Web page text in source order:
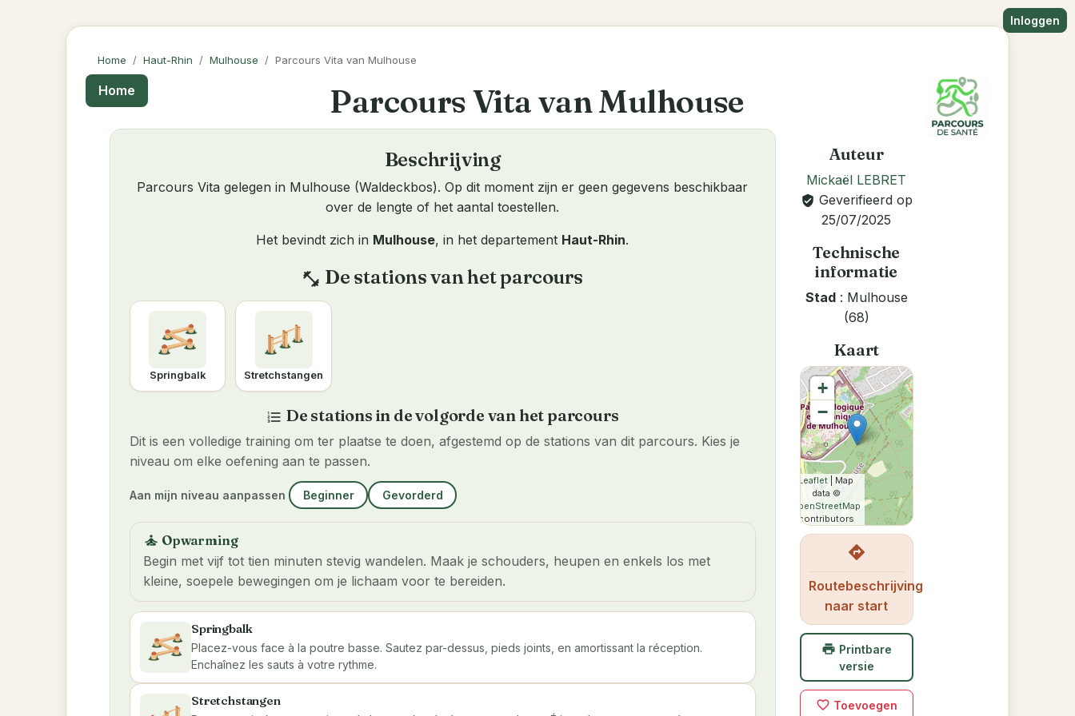
Inloggen
Home Haut-Rhin Mulhouse Parcours Vita van Mulhouse
Home Parcours Vita van Mulhouse
Beschrijving
Parcours Vita gelegen in Mulhouse (Waldeckbos). Op dit moment zijn er geen gegevens beschikbaar
over de lengte of het aantal toestellen.
Het bevindt zich in Mulhouse, in het departement Haut-Rhin.
fitness_center De stations van het parcours
Springbalk Stretchstangen
format_list_numbered De stations in de volgorde van het parcours
Dit is een volledige training om ter plaatse te doen, afgestemd op de stations van dit parcours. Kies je
niveau om elke oefening aan te passen.
Aan mijn niveau aanpassen Beginner Gevorderd
self_improvement Opwarming
Begin met vijf tot tien minuten stevig wandelen. Maak je schouders, heupen en enkels los met
kleine, soepele bewegingen om je lichaam voor te bereiden.
Springbalk
Placez-vous face à la poutre basse. Sautez par-dessus, pieds joints, en amortissant la réception.
Enchaînez les sauts à votre rythme.
Stretchstangen
Auteur
Mickaël LEBRET
verified_user Geverifieerd op
25/07/2025
Technische
informatie
Stad: Mulhouse
(68)
Kaart
+
−
Leaflet | Map
data ©
OpenStreetMap
contributors
directions
Routebeschrijving
naar start
print Printbare
versie
favorite_border Toevoegen